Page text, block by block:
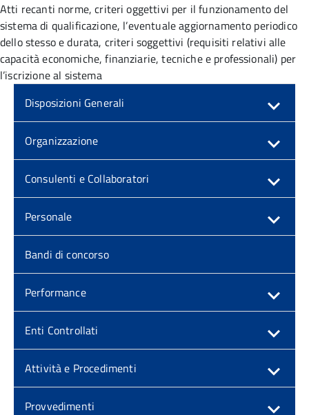
Atti recanti norme, criteri oggettivi per il funzionamento del
sistema di qualificazione, l’eventuale aggiornamento periodico
dello stesso e durata, criteri soggettivi (requisiti relativi alle
capacità economiche, finanziarie, tecniche e professionali) per
l’iscrizione al sistema
Disposizioni Generali
Organizzazione
Consulenti e Collaboratori
Personale
Bandi di concorso
Performance
Enti Controllati
Attività e Procedimenti
Provvedimenti